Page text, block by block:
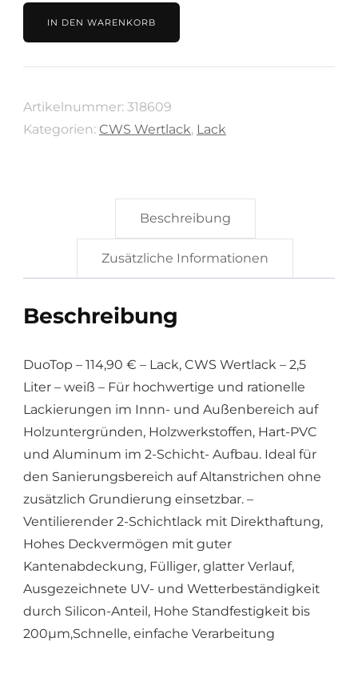
Wertlack
-
2,5
Menge
IN DEN WARENKORB
Artikelnummer: 318609
Kategorien: CWS Wertlack, Lack
Beschreibung
Zusätzliche Informationen
Beschreibung
DuoTop – 114,90 € – Lack, CWS Wertlack – 2,5
Liter – weiß – Für hochwertige und rationelle
Lackierungen im Innn- und Außenbereich auf
Holzuntergründen, Holzwerkstoffen, Hart-PVC
und Aluminum im 2-Schicht- Aufbau. Ideal für
den Sanierungsbereich auf Altanstrichen ohne
zusätzlich Grundierung einsetzbar. –
Ventilierender 2-Schichtlack mit Direkthaftung,
Hohes Deckvermögen mit guter
Kantenabdeckung, Fülliger, glatter Verlauf,
Ausgezeichnete UV- und Wetterbeständigkeit
durch Silicon-Anteil, Hohe Standfestigkeit bis
200µm,Schnelle, einfache Verarbeitung